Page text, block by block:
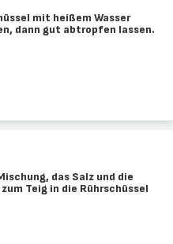
mit heißem Wasser
dann gut abtropfen lassen.
das Salz und die
Teig in die Rührschüssel